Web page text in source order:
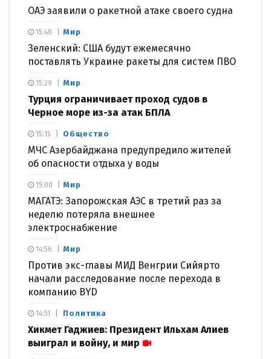
ОАЭ заявили о ракетной атаке своего судна
Мир
Зеленский: США будут ежемесячно
поставлять Украине ракеты для систем ПВО
15:40
Мир
Турция ограничивает проход судов в
Черное море из-за атак БПЛА
15:29
Общество
МЧС Азербайджана предупредило жителей
об опасности отдыха у воды
15:15
Мир
МАГАТЭ: Запорожская АЭС в третий раз за
неделю потеряла внешнее
электроснабжение
15:00
Мир
Против экс-главы МИД Венгрии Сийярто
начали расследование после перехода в
компанию BYD
14:56
Политика
Хикмет Гаджиев: Президент Ильхам Алиев
выиграл и войну, и мир
14:51